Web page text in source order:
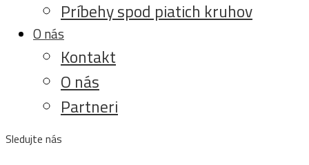
Príbehy spod piatich kruhov
O nás
Kontakt
O nás
Partneri
Sledujte nás